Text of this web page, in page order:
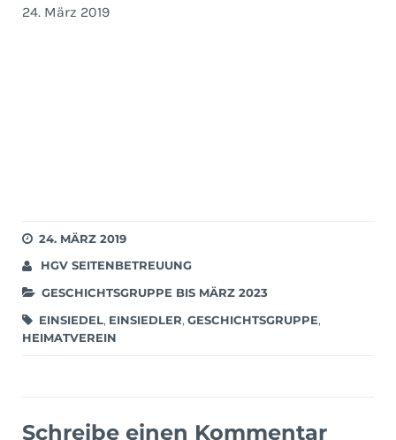
24. März 2019
24. MÄRZ 2019
HGV SEITENBETREUUNG
GESCHICHTSGRUPPE BIS MÄRZ 2023
EINSIEDEL, EINSIEDLER, GESCHICHTSGRUPPE,
HEIMATVEREIN
Schreibe einen Kommentar